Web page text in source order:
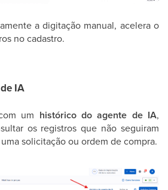
a digitação manual, acelera o
no cadastro.
IA
um histórico do agente de IA,
os registros que não seguiram
solicitação ou ordem de compra.